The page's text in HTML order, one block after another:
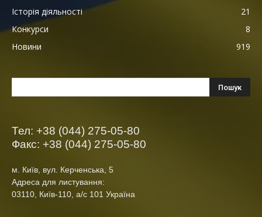
Історія діяльності
21
Конкурси
8
Новини
919
Тел: +38 (044) 275-05-80
Факс: +38 (044) 275-05-80
м. Київ, вул. Керченська, 5
Адреса для листування:
03110, Київ-110, а/с 101 Україна